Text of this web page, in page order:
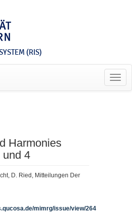
(RIS)
Harmonies
und 4
D. Ried, Mitteilungen Der
mimrg/issue/view/264